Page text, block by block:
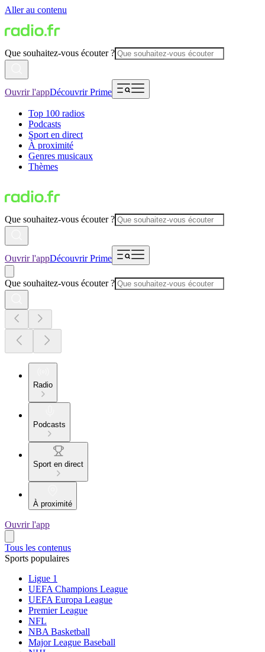
Aller au contenu
Que souhaitez-vous écouter ?
Ouvrir l'appDécouvrir Prime
Top 100 radios
Podcasts
Sport en direct
À proximité
Genres musicaux
Thèmes
Que souhaitez-vous écouter ?
Ouvrir l'appDécouvrir Prime
Que souhaitez-vous écouter ?
Radio
Podcasts
Sport en direct
À proximité
Ouvrir l'app
Tous les contenus
Sports populaires
Ligue 1
UEFA Champions League
UEFA Europa League
Premier League
NFL
NBA Basketball
Major League Baseball